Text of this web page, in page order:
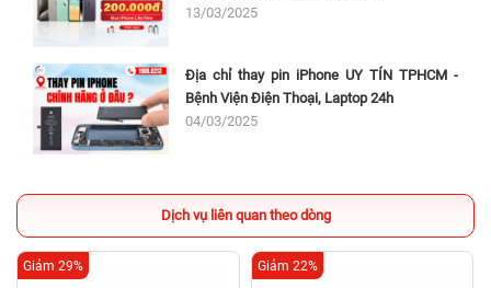
13/03/2025
Địa chỉ thay pin iPhone UY TÍN TPHCM -
Bệnh Viện Điện Thoại, Laptop 24h
04/03/2025
Dịch vụ liên quan theo dòng
Giảm 29% Giảm 22%